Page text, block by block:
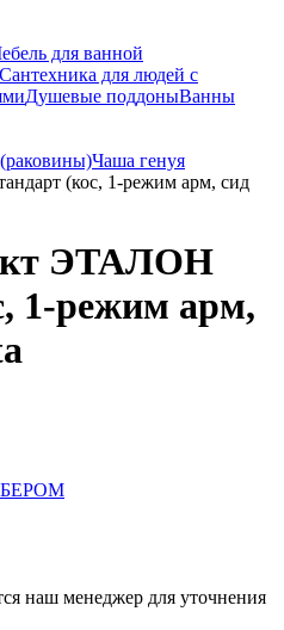
для ванной
Сантехника для людей с
Душевые поддоныВанны
Чаша генуя
(кос, 1-режим арм, сид
ЭТАЛОН
1-режим арм,
наш менеджер для уточнения